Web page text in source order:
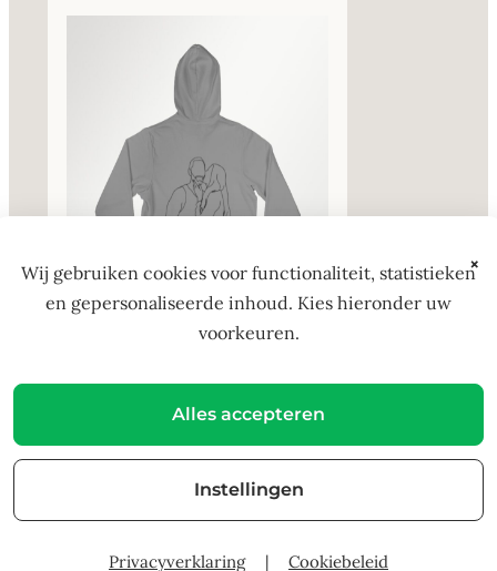
oppervlak op, terwijl flock-folie
een zacht en tastbaar effect heeft
×
Wij gebruiken cookies voor functionaliteit, statistieken
en gepersonaliseerde inhoud. Kies hieronder uw
voorkeuren.
Alles accepteren
Instellingen
Privacyverklaring | Cookiebeleid